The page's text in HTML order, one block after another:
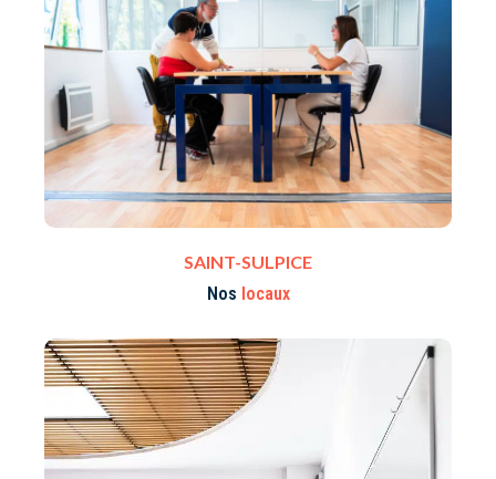
SAINT-SULPICE
Nos locaux